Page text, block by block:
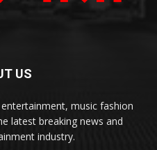
US
music fashion
latest breaking news and
industry.